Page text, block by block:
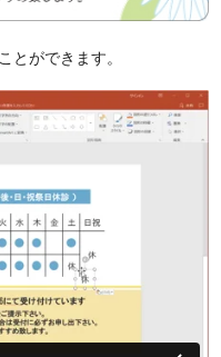
ができます。